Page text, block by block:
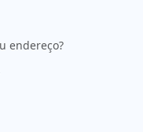
endereço?